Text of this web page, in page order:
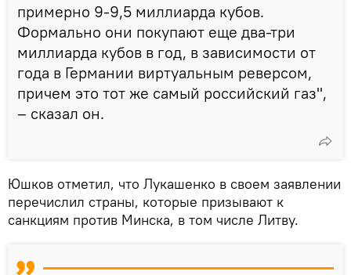
примерно 9-9,5 миллиарда кубов.
Формально они покупают еще два-три
миллиарда кубов в год, в зависимости от
года в Германии виртуальным реверсом,
причем это тот же самый российский газ",
– сказал он.
Юшков отметил, что Лукашенко в своем заявлении
перечислил страны, которые призывают к
санкциям против Минска, в том числе Литву.